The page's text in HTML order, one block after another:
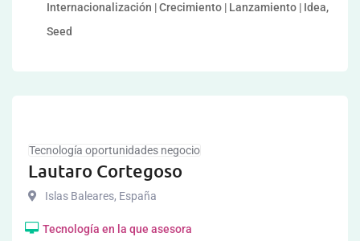
Internacionalización | Crecimiento | Lanzamiento | Idea,
Seed
Tecnología oportunidades negocio
Lautaro Cortegoso
Islas Baleares, España
Tecnología en la que asesora